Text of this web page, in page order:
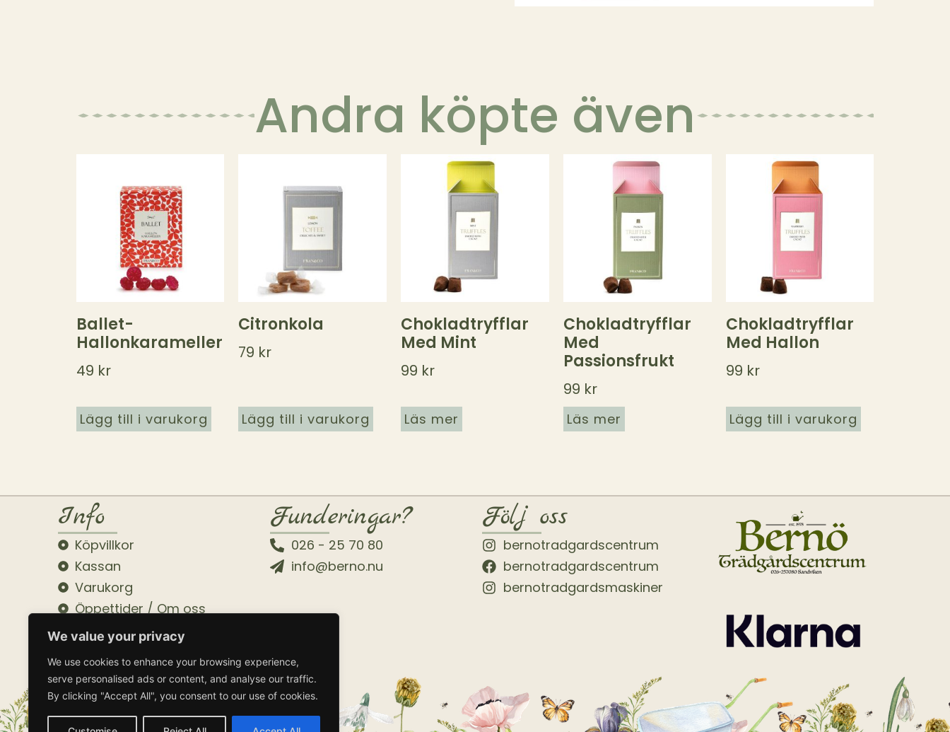
We value your privacy
We use cookies to enhance your browsing experience,
serve personalised ads or content, and analyse our traffic.
By clicking "Accept All", you consent to our use of cookies.
Andra köpte även
Ballet-
Hallonkarameller
49 kr
Lägg till i varukorg
Citronkola
79 kr
Lägg till i varukorg
Chokladtryfflar
Med Mint
99 kr
Läs mer
Chokladtryfflar
Med
Passionsfrukt
99 kr
Läs mer
Chokladtryfflar
Med Hallon
99 kr
Lägg till i varukorg
Info
Köpvillkor
Kassan
Varukorg
Öppettider / Om oss
Funderingar?
026 - 25 70 80
info@berno.nu
Följ oss
bernotradgardscentrum
bernotradgardscentrum
bernotradgardsmaskiner